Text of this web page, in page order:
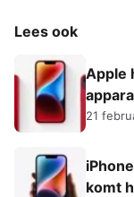
Lees ook
Apple
21
komt